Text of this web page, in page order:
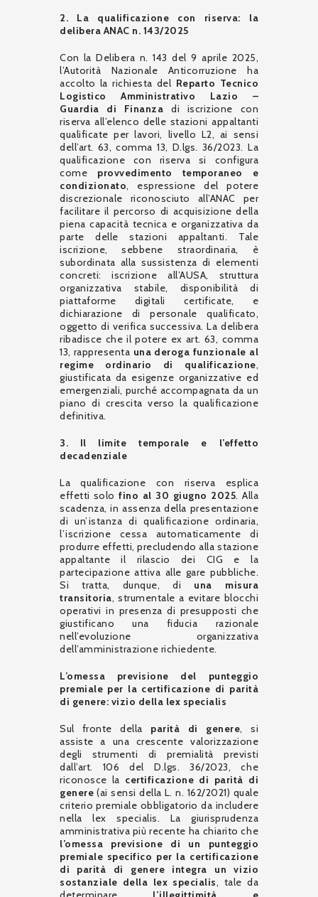
2. La qualificazione con riserva: la
delibera ANAC n. 143/2025
Con la Delibera n. 143 del 9 aprile 2025,
l’Autorità Nazionale Anticorruzione ha
accolto la richiesta del Reparto Tecnico
Logistico Amministrativo Lazio –
Guardia di Finanza di iscrizione con
riserva all’elenco delle stazioni appaltanti
qualificate per lavori, livello L2, ai sensi
dell’art. 63, comma 13, D.lgs. 36/2023. La
qualificazione con riserva si configura
come provvedimento temporaneo e
condizionato, espressione del potere
discrezionale riconosciuto all’ANAC per
facilitare il percorso di acquisizione della
piena capacità tecnica e organizzativa da
parte delle stazioni appaltanti. Tale
iscrizione, sebbene straordinaria, è
subordinata alla sussistenza di elementi
concreti: iscrizione all’AUSA, struttura
organizzativa stabile, disponibilità di
piattaforme digitali certificate, e
dichiarazione di personale qualificato,
oggetto di verifica successiva. La delibera
ribadisce che il potere ex art. 63, comma
13, rappresenta una deroga funzionale al
regime ordinario di qualificazione,
giustificata da esigenze organizzative ed
emergenziali, purché accompagnata da un
piano di crescita verso la qualificazione
definitiva.
3. Il limite temporale e l’effetto
decadenziale
La qualificazione con riserva esplica
effetti solofino al 30 giugno 2025. Alla
scadenza, in assenza della presentazione
di un’istanza di qualificazione ordinaria,
l’iscrizione cessa automaticamente di
produrre effetti, precludendo alla stazione
appaltante il rilascio dei CIG e la
partecipazione attiva alle gare pubbliche.
Si tratta, dunque, di una misura
transitoria, strumentale a evitare blocchi
operativi in presenza di presupposti che
giustificano una fiducia razionale
nell’evoluzione organizzativa
dell’amministrazione richiedente.
L’omessa previsione del punteggio
premiale per la certificazione di parità
di genere: vizio della lex specialis
Sul fronte della parità di genere, si
assiste a una crescente valorizzazione
degli strumenti di premialità previsti
dall’art. 106 del D.lgs. 36/2023, che
riconosce la certificazione di parità di
genere (ai sensi della L. n. 162/2021) quale
criterio premiale obbligatorio da includere
nella lex specialis. La giurisprudenza
amministrativa più recente ha chiarito che
l’omessa previsione di un punteggio
premiale specifico per la certificazione
di parità di genere integra un vizio
sostanziale della lex specialis, tale da